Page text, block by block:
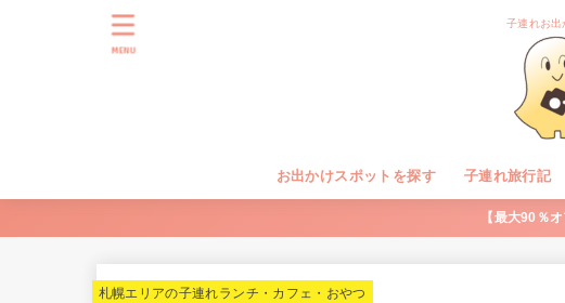
子連れお出
お出かけスポットを探す 子連れ旅行記
MENU
【最大90％
札幌エリアの子連れランチ・カフェ・おやつ